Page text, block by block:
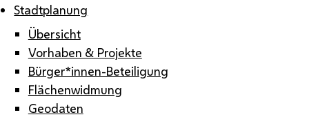
Stadtplanung
Übersicht
Vorhaben & Projekte
Bürger*innen-Beteiligung
Flächenwidmung
Geodaten